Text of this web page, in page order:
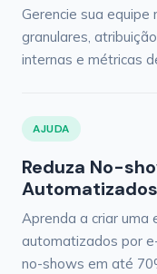
Gerencie sua equipe
granulares,
internas e métricas
AJUDA
Reduza No-
Automatizados
Aprenda a criar
automatizados por
no-shows em até